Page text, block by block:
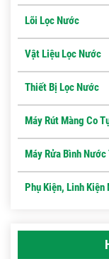
Lõi Lọc Nước
Vật Liệu Lọc Nước
Thiết Bị Lọc Nước
Máy Rút Màng Co
Máy Rửa Bình
Phụ Kiện, Linh Kiện